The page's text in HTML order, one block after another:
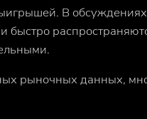
В обсуждениях
рыночных данных,